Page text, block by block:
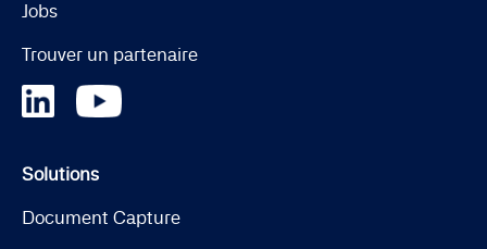
Jobs
Trouver un partenaire
Solutions
Document Capture